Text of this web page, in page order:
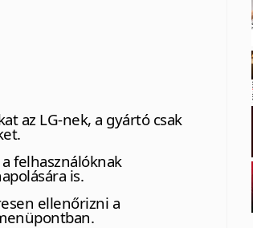
az LG-nek, a gyártó csak
felhasználóknak
is.
ellenőrizni a